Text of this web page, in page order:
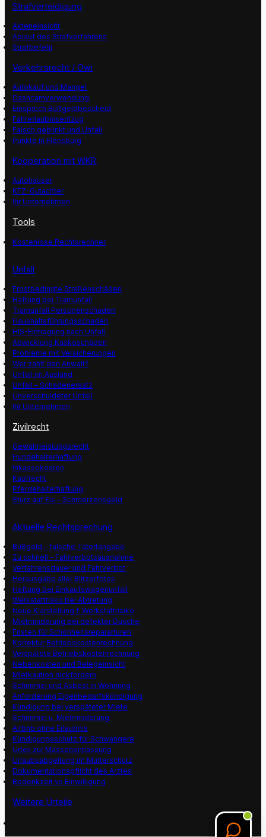
Strafverteidigung
Akteneinsicht
Ablauf des Strafverfahrens
Strafbefehl
Verkehrsrecht / Owi
Autokauf und Mangel
Dashcamverwendung
Einspruch Bußgeldbescheid
Fahrerlaubnisentzug
Falsch geblinkt und Unfall
Punkte in Flensburg
Kooperation mit WKR
Autohäuser
KFZ-Gutachter
Ihr Unternehmen
Tools
Kostenlose Rechtsrechner
Unfall
Frostbedingte Straßenschäden
Haftung bei Tramunfall
Tramunfall Personenschaden
Haushaltsführungsschaden
HIS-Eintragung nach Unfall
Abwicklung Kaskoschäden
Probleme mit Versicherungen
Wer zahlt den Anwalt?
Unfall im Ausland
Unfall – Schadenersatz
Unverschuldeter Unfall
Ihr Unternehmen
Zivilrecht
Gewährleistungsrecht
Hundehalterhaftung
Inkassokosten
Kaufrecht
Pferdehalterhaftung
Sturz auf Eis – Schmerzensgeld
Aktuelle Rechtsprechung
Bußgeld – falsche Tatortangabe
Zu schnell – Fahrverbotsausnahme
Verfahrensdauer und Fahrverbot
Herausgabe aller Blitzerfotos
Haftung bei Einkaufswagenunfall
Werkstattrisko bei Abtretung
Neue Klarstellung f. Werkstattrisiko
Mietminderung bei defekter Dusche
Fristen für Schönheitsrepararturen
Korrektur Betriebskostenrechnung
Verspätete Betriebskostenrechnung
Nebenkosten und Belegeinsicht
Mietkaution rückfordern
Schimmel und Asbest in Wohnung
Anforderung Eigenbedarfskündigung
Kündigung bei verspäteter Miete
Schimmel u. Mietminderung
Airbnb ohne Erlaubnis
Kündigungsschutz für Schwangere
Urteil zur Massenentlassung
Urlaubsabgeltung im Mutterschutz
Dokumentationspflicht des Arztes
Bedenkzeit vs Einwilligung
Weitere Urteile